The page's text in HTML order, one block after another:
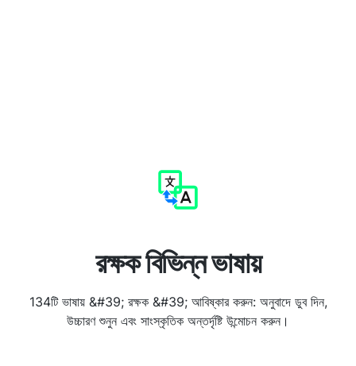
রক্ষক বিভিন্ন ভাষায়
134টি ভাষায় &#39; রক্ষক &#39; আবিষ্কার করুন: অনুবাদে ডুব দিন,
উচ্চারণ শুনুন এবং সাংস্কৃতিক অন্তর্দৃষ্টি উন্মোচন করুন।